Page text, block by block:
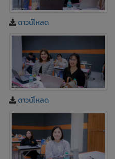
ดาวน์โหลด
ดาวน์โหลด